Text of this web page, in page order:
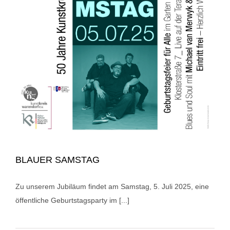
BLAUER SAMSTAG
Zu unserem Jubiläum findet am Samstag, 5. Juli 2025, eine
öffentliche Geburtstagsparty im [...]